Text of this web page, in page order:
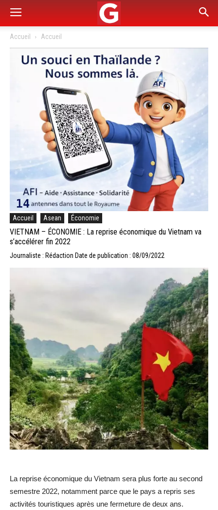
Accueil Accueil
Accueil Asean Économie
VIETNAM – ÉCONOMIE : La reprise économique du Vietnam va
s’accélérer fin 2022
Journaliste : Rédaction Date de publication : 08/09/2022
La reprise économique du Vietnam sera plus forte au second
semestre 2022, notamment parce que le pays a repris ses
activités touristiques après une fermeture de deux ans.